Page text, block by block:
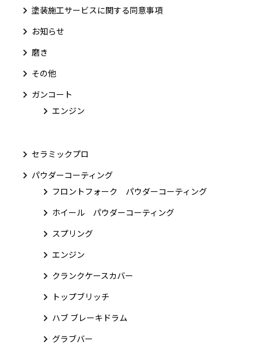
塗装施工サービスに関する同意事項
お知らせ
磨き
その他
ガンコート
エンジン
セラミックプロ
パウダーコーティング
フロントフォーク パウダーコーティング
ホイール パウダーコーティング
スプリング
エンジン
クランクケースカバー
トップブリッチ
ハブ ブレーキドラム
グラブバー